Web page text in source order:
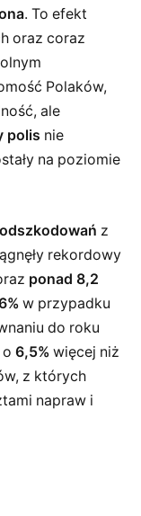
. To efekt
oraz coraz
Polaków,
ale
polis nie
na poziomie
z
rekordowy
ponad 8,2
w przypadku
do roku
6,5% więcej niż
z których
napraw i